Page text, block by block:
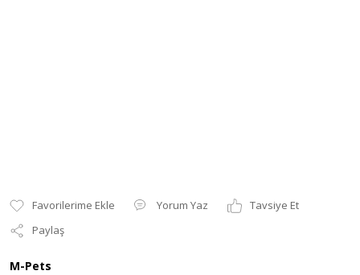
Yorum Yaz
Tavsiye Et
Paylaş
M-Pets